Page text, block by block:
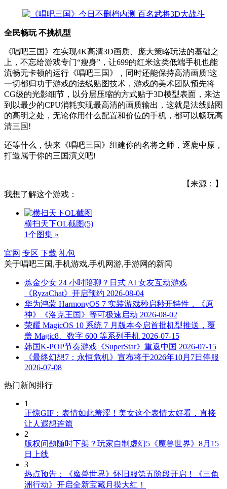
全民畅玩 不挑机型
《唱吧三国》在实现4K高清3D画质、庞大策略玩法的基础之
上，不忘给游戏专门“瘦身”，让699的红米这类低端手机也能
流畅无卡顿的运行《唱吧三国》，同时还能保持高清画质!这
一切都归功于游戏的法线贴图技术，游戏的美术团队预先将
CG级的光影细节，以分层压缩的方式贴于3D模型表面，来达
到以最少的CPU消耗实现最高清的画质输出，这就是法线贴图
的高明之处，无论你用什么配置和价位的手机，都可以畅玩高
清三国!
还等什么，快来《唱吧三国》组建你的名将之师，逐鹿中原，
打造属于你的三国演义吧!
【来源：】
我想了解这个游戏：
横扫天下OL截图(5)
1个图集 »
官网 专区 下载 礼包
关于唱吧三国,手机游戏,手机网游,手游网 的新闻
炼金少女 24 小时陪聊？日式 AI 女友互动游戏
《RyzaChat》开启预约 2026-08-04
华为鸿蒙 HarmonyOS 7 实装游戏秒启秒开特性，《原
神》《洛克王国》等可极速启动 2026-08-02
荣耀 MagicOS 10 系统 7 月版本今启首批机型推送，覆
盖 Magic8、数字 600 等系列手机 2026-07-15
韩国K-POP节奏游戏《SuperStar》重返中国 2026-07-15
《最终幻想7：永恒危机》宣布将于2026年10月7日停服
2026-07-08
热门新闻排行
1
正惊GIF：表情如此羞涩！美女这个表情太好看，直接
让人遐想连篇
2
版权问题随时下架？玩家自制虚幻5《魔兽世界》8月15
日上线
3
热点预告：《魔兽世界》怀旧服第五阶段开启！《三角
洲行动》开启全新宝藏月摸大红！